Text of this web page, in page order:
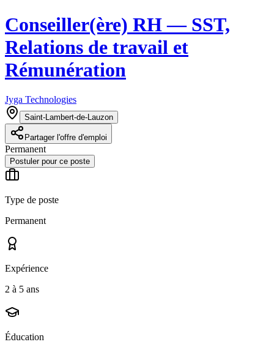
Conseiller(ère) RH — SST,
Relations de travail et
Rémunération
Jyga Technologies
Saint-Lambert-de-Lauzon
Partager l'offre d'emploi
Permanent
Postuler pour ce poste
Type de poste
Permanent
Expérience
2 à 5 ans
Éducation